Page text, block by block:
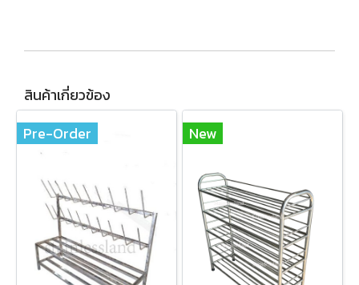
สินค้าเกี่ยวข้อง
Pre-Order
New